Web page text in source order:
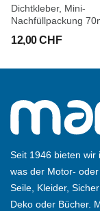
Betriebstemperatur:
Verbrauch: 5 x 5
Dichtkleber, Mini-
Nachfüllpackung
12,00 CHF
Seit 1946 bieten wir
was der Motor-
Seile, Kleider,
Deko oder Bücher.